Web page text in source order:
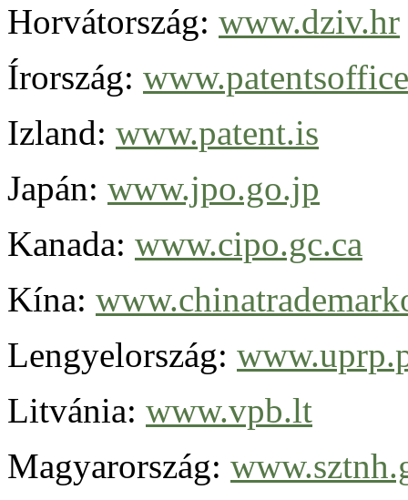
Horvátország: www.dziv.hr
Írország:
Izland: www.patent.is
Japán: www.jpo.go.jp
Kanada: www.cipo.gc.ca
Kína:
Lengyelország:
Litvánia: www.vpb.lt
Magyarország: